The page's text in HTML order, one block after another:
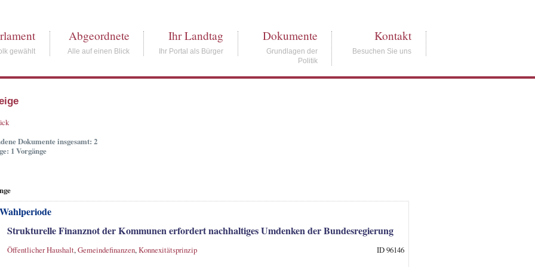
gewählt
Abgeordnete
Alle auf einen Blick
Ihr Landtag
Ihr Portal als Bürger
Dokumente
Grundlagen der
Politik
Kontakt
Besuchen Sie uns
Dokumente insgesamt: 2
1 Vorgänge
Strukturelle Finanznot der Kommunen erfordert nachhaltiges Umdenken der Bundesregierung
Öffentlicher Haushalt,Gemeindefinanzen,Konnexitätsprinzip ID 96146